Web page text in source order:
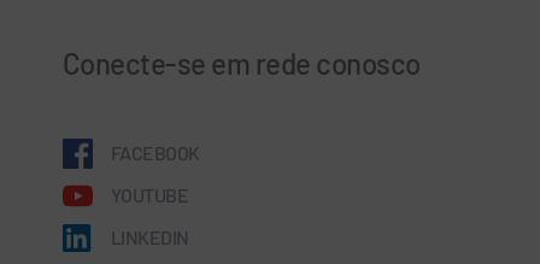
Conecte-se em rede conosco
FACEBOOK
YOUTUBE
LINKEDIN